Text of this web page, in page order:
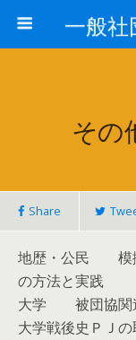
その
Share
地歴・公民 模
の方法と実践
大学 被団協関
大学戦後史ＰＪ